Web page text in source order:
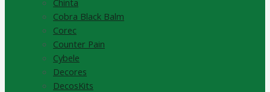
Cobra Black Balm
Corec
Counter Pain
Cybele
Decores
DecosKits